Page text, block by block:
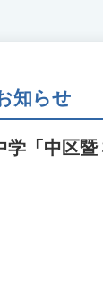
知らせ
学「中区